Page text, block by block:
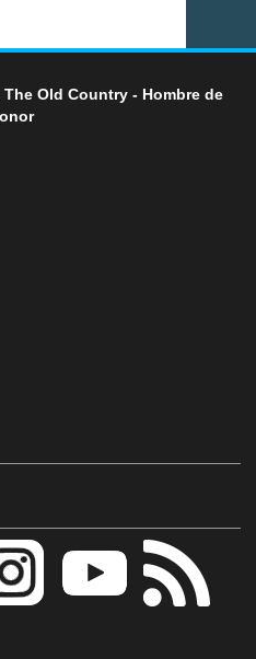
Old Country - Hombre de